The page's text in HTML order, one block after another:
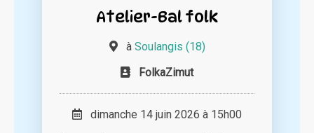
Atelier-Bal folk
à Soulangis (18)
FolkaZimut
dimanche 14 juin 2026 à 15h00